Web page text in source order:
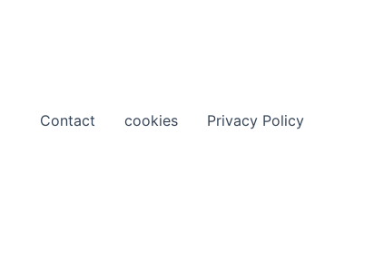
Contact cookies Privacy Policy